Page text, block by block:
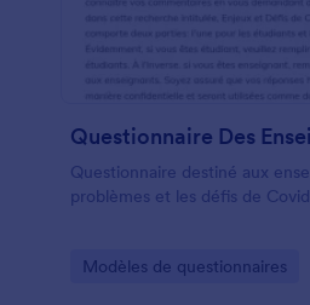
performances académiques
pensent de leur propre
Questionnaire destiné aux
problèmes et les défis de
Go to Category:
Modèles de questionnaires